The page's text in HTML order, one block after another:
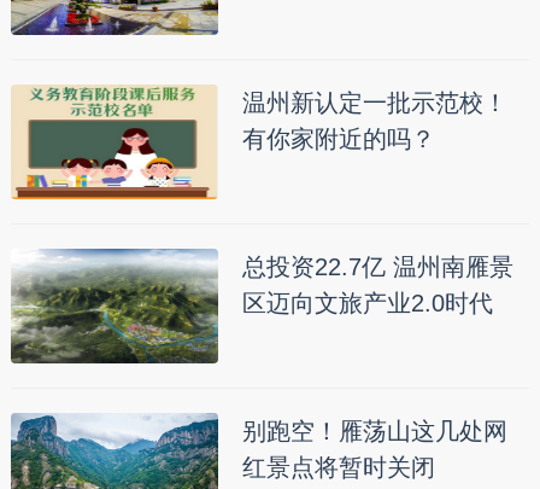
温州新认定一批示范校！
有你家附近的吗？
总投资22.7亿 温州南雁景
区迈向文旅产业2.0时代
别跑空！雁荡山这几处网
红景点将暂时关闭